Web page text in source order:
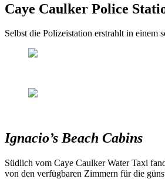
Caye Caulker Police
Selbst die Polizeistation erstrahlt in einem
Ignacio’s Beach Cabins
Südlich vom Caye Caulker Water Taxi
von den verfügbaren Zimmern für die